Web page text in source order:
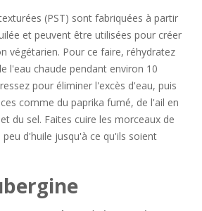
(PST) sont fabriquées à partir
et peuvent être utilisées pour créer
végétarien. Pour ce faire, réhydratez
l'eau chaude pendant environ 10
pour éliminer l'excès d'eau, puis
comme du paprika fumé, de l'ail en
du sel. Faites cuire les morceaux de
peu d'huile jusqu'à ce qu'ils soient